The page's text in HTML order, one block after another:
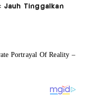
Jauh Tinggalkan